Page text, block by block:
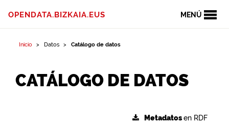
MENÚ
OPENDATA.BIZKAIA.EUS
Inicio Datos Catálogo de datos
CATÁLOGO DE DATOS
Metadatosen RDF